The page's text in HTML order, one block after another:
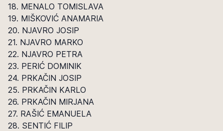
18. MENALO TOMISLAVA
19. MIŠKOVIĆ ANAMARIA
20. NJAVRO JOSIP
21. NJAVRO MARKO
22. NJAVRO PETRA
23. PERIĆ DOMINIK
24. PRKAČIN JOSIP
25. PRKAČIN KARLO
26. PRKAČIN MIRJANA
27. RAŠIĆ EMANUELA
28. SENTIĆ FILIP